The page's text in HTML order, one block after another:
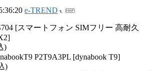
e-TREND
[スマートフォン SIMフリー 高耐久
)
P2T9A3PL [dynabook T9]
)